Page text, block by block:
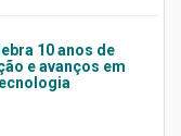
10 anos de
e avanços em